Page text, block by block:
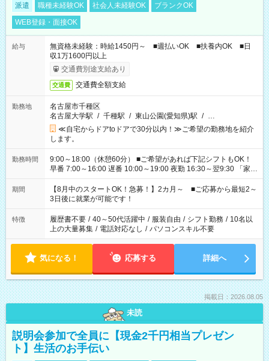
派遣 職種未経験OK 社会人未経験OK
ブランクOK
WEB登録・面接OK
給与
無資格未経験：時給1450円～ ■週払いOK ■扶養内OK ■日
収1万1600円以上
交通費別途支給あり
交通費 交通費全額支給
勤務地
名古屋市千種区
名古屋大学駅 / 千種駅 / 東山公園(愛知県)駅 / …
≪自宅からドアtoドアで30分以内！≫ご希望の勤務地を紹介
します。
勤務時間
9:00～18:00（休憩60分） ■ご希望があれば下記シフトもOK！
早番 7:00～16:00 遅番 10:00～19:00 夜勤 16:30～翌9:30 「家族
と休みを合わせたい」 「余裕を持って夕飯の準備がしたい」
「できれば残業はしたくない」 など、ご希望を教えてください
ね。 ※Wワーク希望の方へ 今ご覧のお仕事で希望する勤務時間
と、もう1つのお仕事の勤務時間。 合計で週40時間を超える場
合は応募できません。
期間
【8月中のスタートOK！急募！】2カ月～ ■ご応募から最短2～
3日後に就業が可能です！
特徴 履歴書不要 / 40～50代活躍中 / 服装自由 / シフト勤務 / 10名以
上の大量募集 / 電話対応なし / パソコンスキル不要
気になる！ 応募する 詳細へ
掲載日：2026.08.05
未読
説明会参加で全員に【現金2千円相当プレゼン
ト】生活のお手伝い